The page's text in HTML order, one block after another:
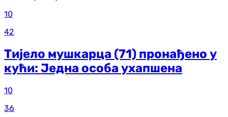
10
42
Тијело мушкарца (71) пронађено у
кући: Једна особа ухапшена
10
36